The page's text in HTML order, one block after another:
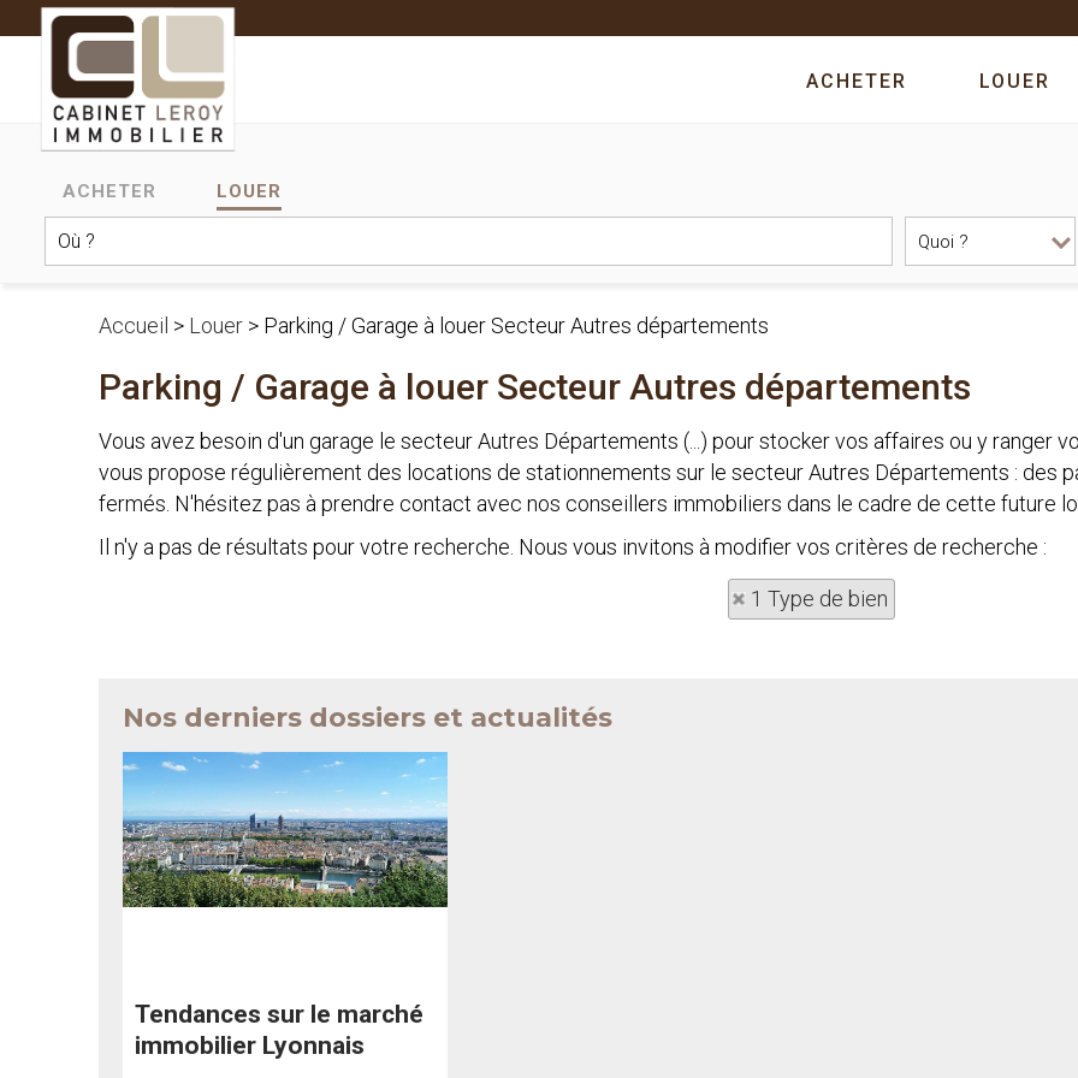
ACHETER LOUER
ACHETER LOUER
Accueil > Louer > Parking / Garage à louer Secteur Autres départements
Parking / Garage à louer Secteur Autres départements
Vous avez besoin d'un garage le secteur Autres Départements (...) pour stocker vos affaires ou y ranger
vous propose régulièrement des locations de stationnements sur le secteur Autres Départements : des
fermés. N'hésitez pas à prendre contact avec nos conseillers immobiliers dans le cadre de cette future
Il n'y a pas de résultats pour votre recherche. Nous vous invitons à modifier vos critères de recherche :
1 Type de bien
Nos derniers dossiers et actualités
Tendances sur le marché
immobilier Lyonnais